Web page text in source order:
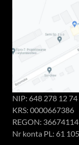
NIP: 648 278 12 74
KRS: 0000667386
REGON:
Nr konta PL: 61